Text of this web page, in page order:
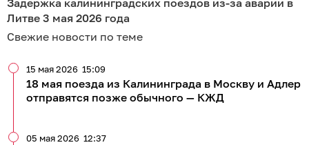
Задержка калининградских поездов из-за аварии в
Литве 3 мая 2026 года
Свежие новости по теме
18 мая поезда из Калининграда в Москву и Адлер
отправятся позже обычного — КЖД
15 мая 2026 15:09
05 мая 2026 12:37